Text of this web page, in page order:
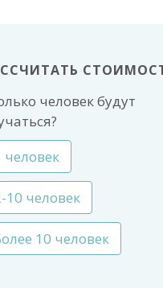
человек будут
человек
10 человек
10 человек